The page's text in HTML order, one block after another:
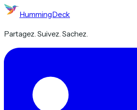
HummingDeck
Partagez. Suivez. Sachez.